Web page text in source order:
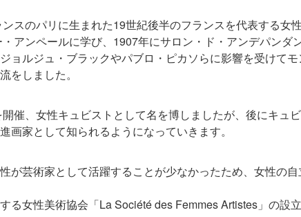
スのパリに生まれた19世紀後半のフランスを代表する女性
アンペールに学び、1907年にサロン・ド・アンデパンダ
ョルジュ・ブラックやパブロ・ピカソらに影響を受けて
をしました。
催、女性キュビストとして名を博しましたが、後にキュ
家として知られるようになっていきます。
が芸術家として活躍することが少なかったため、女性の
る女性美術協会「La Société des Femmes Artistes」の設立